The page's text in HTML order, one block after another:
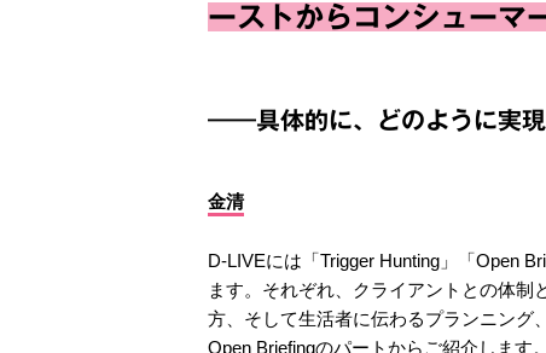
ーストからコンシューマ
――具体的に、どのように実現
金清
D-LIVEには「Trigger Hunting」「Open
ます。それぞれ、クライアントとの体制
方、そして生活者に伝わるプランニン
Open Briefingのパートからご紹介します